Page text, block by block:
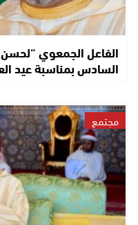
الفاعل الجمعوي
السادس بمناسبة عيد
مجتمع